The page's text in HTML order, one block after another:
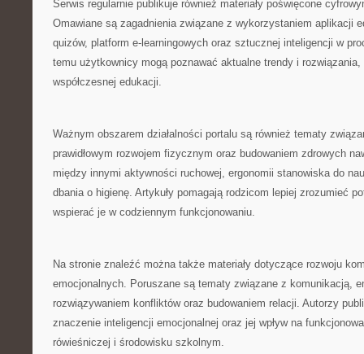
Serwis regularnie publikuje również materiały poświęcone
Omawiane są zagadnienia związane z wykorzystaniem aplikacji
quizów, platform e-learningowych oraz sztucznej inteligencji w
temu użytkownicy mogą poznawać aktualne trendy i rozwiązania,
współczesnej edukacji.
Ważnym obszarem działalności portalu są również tematy
prawidłowym rozwojem fizycznym oraz budowaniem zdrowych
między innymi aktywności ruchowej, ergonomii stanowiska do
dbania o higienę. Artykuły pomagają rodzicom lepiej zrozumieć
wspierać je w codziennym funkcjonowaniu.
Na stronie znaleźć można także materiały dotyczące rozwoju
emocjonalnych. Poruszane są tematy związane z komunikacją,
rozwiązywaniem konfliktów oraz budowaniem relacji. Autorzy
znaczenie inteligencji emocjonalnej oraz jej wpływ na
rówieśniczej i środowisku szkolnym.